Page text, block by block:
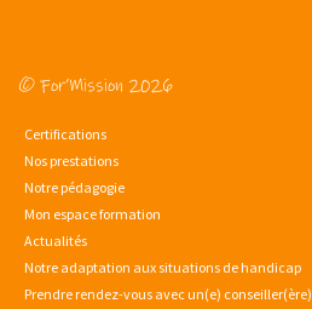
© For’Mission 2026
Certifications
Nos prestations
Notre pédagogie
Mon espace formation
Actualités
Notre adaptation aux situations de handicap
Prendre rendez-vous avec un(e) conseiller(ère)